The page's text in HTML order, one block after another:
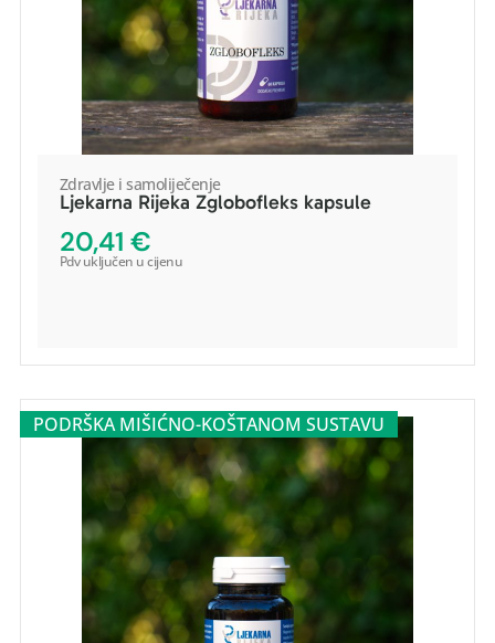
Zdravlje i samoliječenje
Ljekarna Rijeka Zglobofleks kapsule
20,41 €
Pdv uključen u cijenu
PODRŠKA MIŠIĆNO-KOŠTANOM SUSTAVU